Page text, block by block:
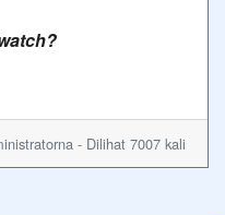
- Dilihat 7007 kali